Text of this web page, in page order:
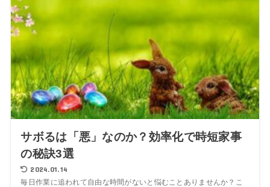
サボるは「悪」なのか？効率化で時短家事
の秘訣3選
2024.01.14
毎日作業に追われて自由な時間がないと悩むことありませんか？こ